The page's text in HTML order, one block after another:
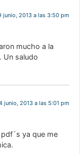
junio, 2013 a las 3:50 pm
mucho a la
Un saludo
junio, 2013 a las 5:01 pm
ya que me